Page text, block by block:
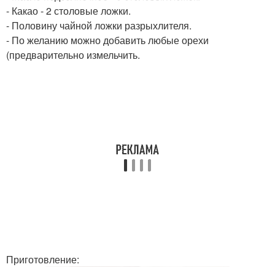
- Какао - 2 столовые ложки.
- Половину чайной ложки разрыхлителя.
- По желанию можно добавить любые орехи
(предварительно измельчить.
Приготовление: